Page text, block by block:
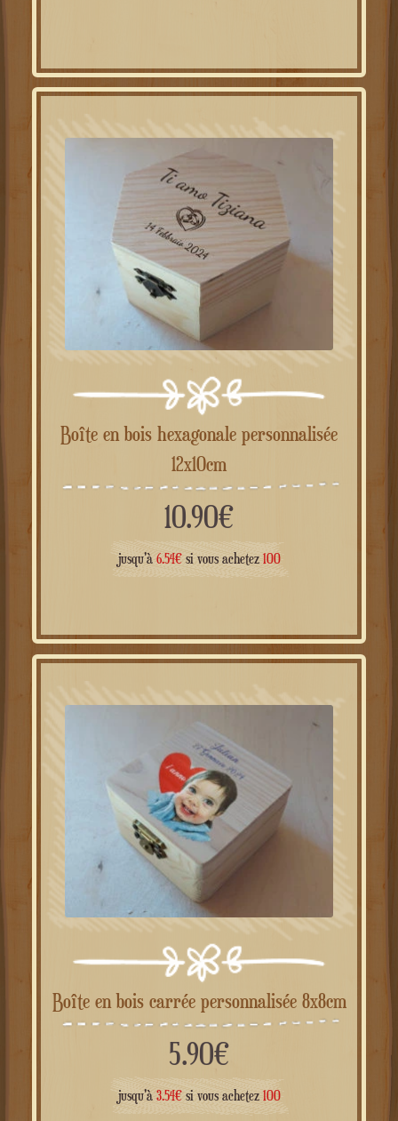
Boîte en bois hexagonale personnalisée
12x10cm
10.90€
jusqu'à 6.54€si vous achetez 100
Boîte en bois carrée personnalisée 8x8cm
5.90€
jusqu'à 3.54€si vous achetez 100